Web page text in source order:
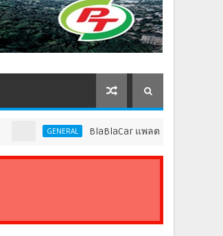
BlaBlaCar แพลตฟอร์มคาร์พูลชั้นนำระดับ